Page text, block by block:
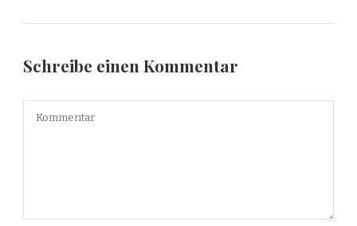
Schreibe einen Kommentar